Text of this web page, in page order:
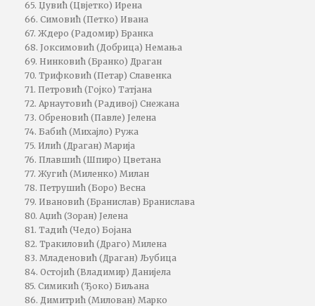
65. Џувић (Цвјетко) Ирена
66. Симовић (Петко) Ивана
67. Ждеро (Радомир) Бранка
68. Јоксимовић (Добрица) Немања
69. Нинковић (Бранко) Драган
70. Трифковић (Петар) Славенка
71. Петровић (Гојко) Татјана
72. Арнаутовић (Радивој) Снежана
73. Обреновић (Павле) Јелена
74. Бабић (Михајло) Ружа
75. Илић (Драган) Марија
76. Плавшић (Шпиро) Цветана
77. Жугић (Миленко) Милан
78. Петрушић (Боро) Весна
79. Ивановић (Бранислав) Бранислава
80. Аџић (Зоран) Јелена
81. Тадић (Чедо) Бојана
82. Тракиловић (Драго) Милена
83. Младеновић (Драган) Љубица
84. Остојић (Владимир) Данијела
85. Симикић (Ђоко) Биљана
86. Димитрић (Милован) Марко